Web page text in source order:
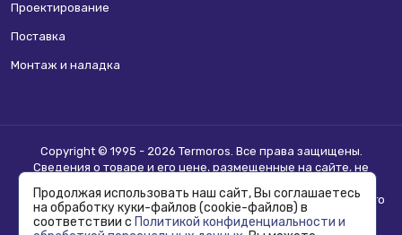
Проектирование
Поставка
Монтаж и наладка
Copyright © 1995 - 2026 Termoros. Все права защищены.
Сведения о товаре и его цене, размещенные на сайте, не
Информацию о возможности приобретения соответствующего
товара и условиях такого приобретения уточняйте в отделе
продаж.
Продолжая использовать наш сайт, Вы соглашаетесь
на обработку куки-файлов (cookie-файлов) в
соответствии с Политикой конфиденциальности и